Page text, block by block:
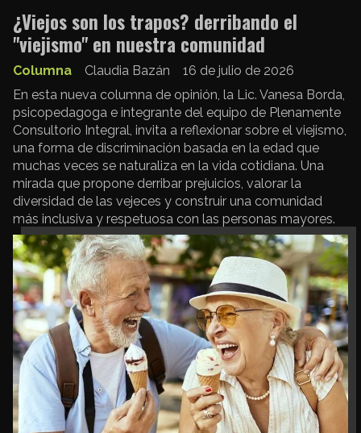
¿Viejos son los trapos? derribando el
"viejismo" en nuestra comunidad
Claudia Bazán
Columna
16 de julio de 2026
En esta nueva columna de opinión, la Lic. Vanesa Borda,
psicopedagoga e integrante del equipo de Plenamente
Consultorio Integral, invita a reflexionar sobre el viejismo,
una forma de discriminación basada en la edad que
muchas veces se naturaliza en la vida cotidiana. Una
mirada que propone derribar prejuicios, valorar la
diversidad de las vejeces y construir una comunidad
más inclusiva y respetuosa con las personas mayores.